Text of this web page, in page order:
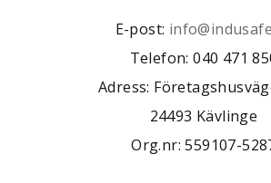
E-post:
Telefon: 040 471
Adress:
24493 Kävlinge
Org.nr: 559107-